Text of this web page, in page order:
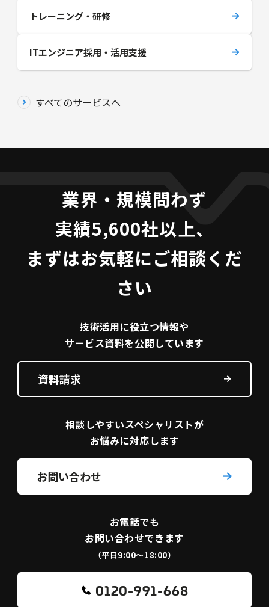
トレーニング・研修
ITエンジニア採用・活用支援
すべてのサービスへ
業界・規模問わず
実績5,600社以上、
まずはお気軽にご相談くだ
さい
技術活用に役立つ情報や
サービス資料を公開しています
資料請求
相談しやすいスペシャリストが
お悩みに対応します
お問い合わせ
お電話でも
お問い合わせできます
（平日9:00〜18:00）
0120-991-668